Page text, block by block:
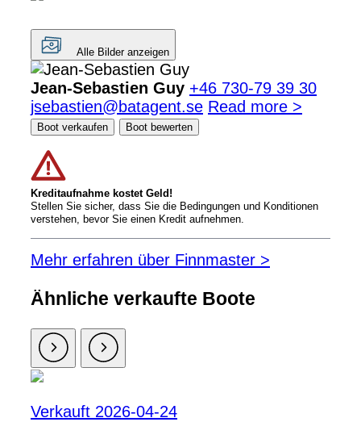
Alle Bilder anzeigen
Jean-Sebastien Guy +46 730-79 39 30
jsebastien@batagent.se Read more >
Boot verkaufen Boot bewerten
Kreditaufnahme kostet Geld!
Stellen Sie sicher, dass Sie die Bedingungen und Konditionen
verstehen, bevor Sie einen Kredit aufnehmen.
Mehr erfahren über Finnmaster >
Ähnliche verkaufte Boote
Verkauft 2026-04-24